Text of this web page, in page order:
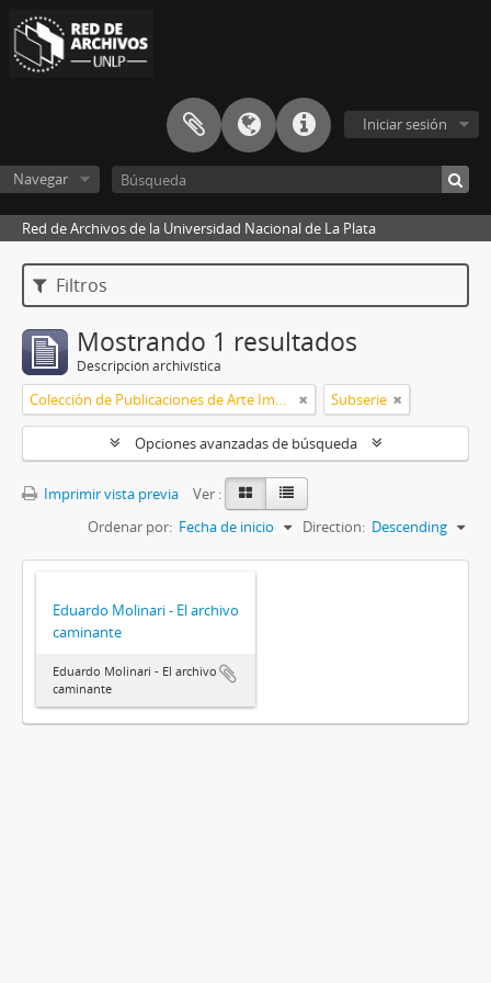
Iniciar sesión
Navegar
Red de Archivos de la Universidad Nacional de La Plata
Filtros
Mostrando 1 resultados
Descripción archivística
Colección de Publicaciones de Arte Impreso Subserie
Opciones avanzadas de búsqueda
Imprimir vista previa
Ver :
Ordenar por: Fecha de inicio Direction: Descending
Eduardo Molinari - El archivo
caminante
Eduardo Molinari - El archivo
caminante